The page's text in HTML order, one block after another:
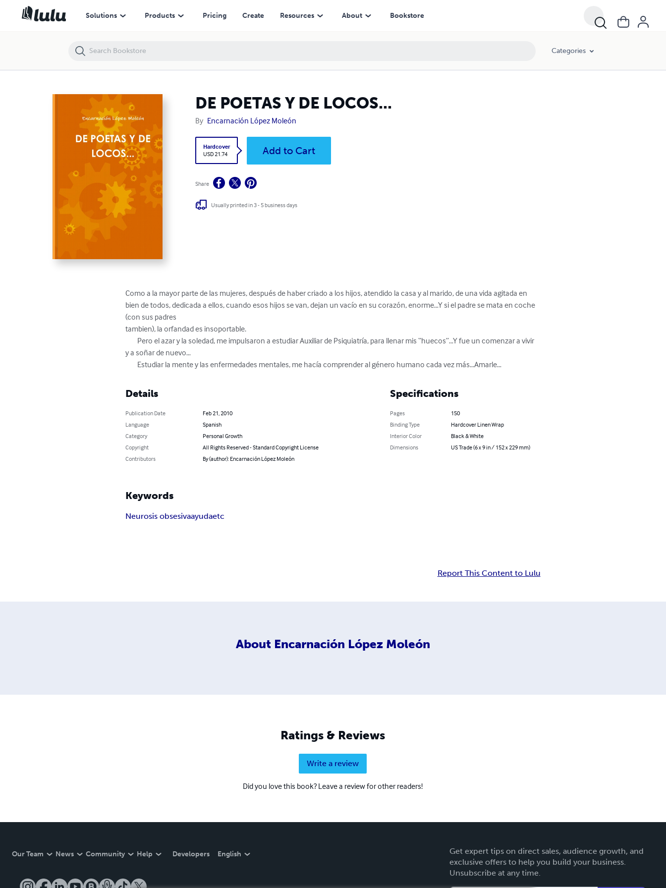
Solutions Products Pricing Create Resources About Bookstore
Categories
DE POETAS Y DE LOCOS...
By Encarnación López Moleón
Hardcover
USD 21.74
Add to Cart
Share
Usually printed in 3 - 5 business days
Como a la mayor parte de las mujeres, después de haber criado a los hijos, atendido la casa y al marido, de una vida agitada en
bien de todos, dedicada a ellos, cuando esos hijos se van, dejan un vacío en su corazón, enorme…Y si el padre se mata en coche
(con sus padres
tambien), la orfandad es insoportable.
y a soñar de nuevo…
	Estudiar la mente y las enfermedades mentales, me hacía comprender al género humano cada vez más…Amarle…
Details
Publication Date
Feb 21, 2010
Language
Spanish
Category
Personal Growth
Copyright
All Rights Reserved - Standard Copyright License
Contributors
By (author): Encarnación López Moleón
Specifications
Pages
150
Binding Type
Hardcover Linen Wrap
Interior Color
Black & White
Dimensions
US Trade (6 x 9 in / 152 x 229 mm)
Keywords
Neurosis obsesivaayudaetc
Report This Content to Lulu
About Encarnación López Moleón
Ratings & Reviews
Write a review
Did you love this book? Leave a review for other readers!
Our Team News Community Help Developers English
Get expert tips on direct sales, audience growth, and
exclusive offers to help you build your business.
Unsubscribe at any time.
DE POETAS Y DE LOCOS...